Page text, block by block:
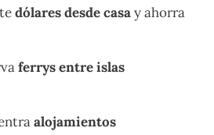
dólares desde casay ahorra
ferrys entre islas
alojamientos